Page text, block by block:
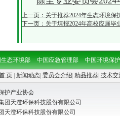
上一页：关于推荐2024年生态环境
下一页：关于填报2024年高校应届毕
态环境部 中国应急管理部 中国环境保
页| 新闻动态| 委员会介绍 精品推荐| 技术交
护产业协会
团天澄环保科技股份有限公司
天澄环保科技股份有限公司